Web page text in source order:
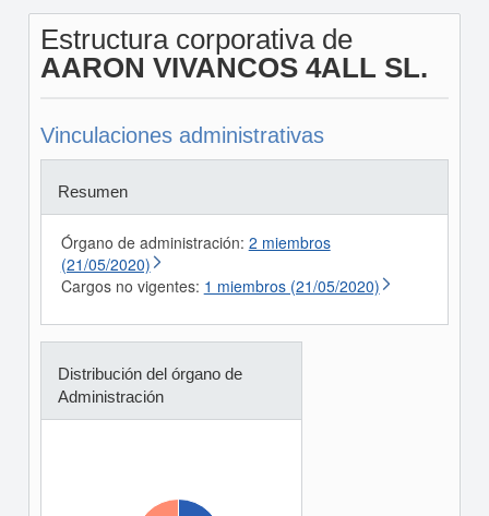
Estructura corporativa de
AARON VIVANCOS 4ALL SL.
Vinculaciones administrativas
Resumen
Órgano de administración: 2 miembros
(21/05/2020)
Cargos no vigentes: 1 miembros (21/05/2020)
Distribución del órgano de
Administración